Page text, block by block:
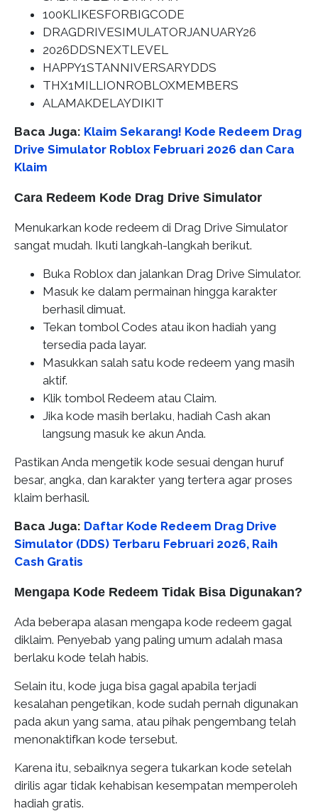
100KLIKESFORBIGCODE
DRAGDRIVESIMULATORJANUARY26
2026DDSNEXTLEVEL
HAPPY1STANNIVERSARYDDS
THX1MILLIONROBLOXMEMBERS
ALAMAKDELAYDIKIT
Baca Juga: Klaim Sekarang! Kode Redeem Drag
Drive Simulator Roblox Februari 2026 dan Cara
Klaim
Cara Redeem Kode Drag Drive Simulator
Menukarkan kode redeem di Drag Drive Simulator
sangat mudah. Ikuti langkah-langkah berikut.
Buka Roblox dan jalankan Drag Drive Simulator.
Masuk ke dalam permainan hingga karakter
berhasil dimuat.
Tekan tombol Codes atau ikon hadiah yang
tersedia pada layar.
Masukkan salah satu kode redeem yang masih
aktif.
Klik tombol Redeem atau Claim.
Jika kode masih berlaku, hadiah Cash akan
langsung masuk ke akun Anda.
Pastikan Anda mengetik kode sesuai dengan huruf
besar, angka, dan karakter yang tertera agar proses
klaim berhasil.
Baca Juga: Daftar Kode Redeem Drag Drive
Simulator (DDS) Terbaru Februari 2026, Raih
Cash Gratis
Mengapa Kode Redeem Tidak Bisa Digunakan?
Ada beberapa alasan mengapa kode redeem gagal
diklaim. Penyebab yang paling umum adalah masa
berlaku kode telah habis.
Selain itu, kode juga bisa gagal apabila terjadi
kesalahan pengetikan, kode sudah pernah digunakan
pada akun yang sama, atau pihak pengembang telah
menonaktifkan kode tersebut.
Karena itu, sebaiknya segera tukarkan kode setelah
dirilis agar tidak kehabisan kesempatan memperoleh
hadiah gratis.